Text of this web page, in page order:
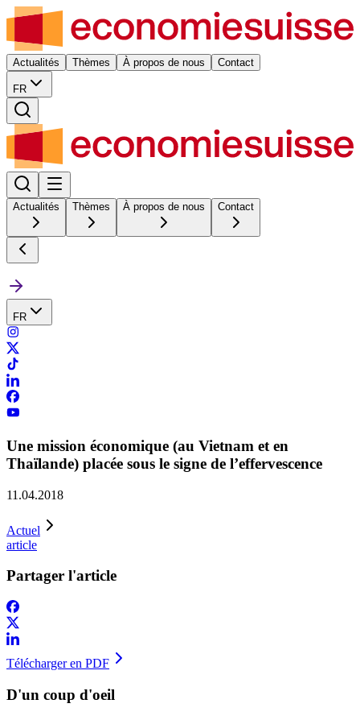
Actualités Thèmes À propos de nous Contact
FR
Actualités Thèmes À propos de nous Contact
FR
Une mission économique (au Vietnam et en
Thaïlande) placée sous le signe de l’effervescence
11.04.2018
Actuel
article
Partager l'article
Télécharger en PDF
D'un coup d'oeil